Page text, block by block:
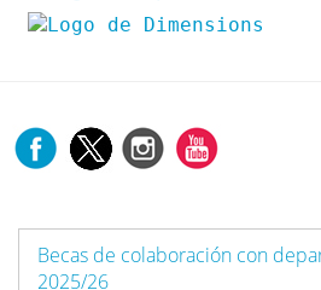
Becas de colaboración con
2025/26